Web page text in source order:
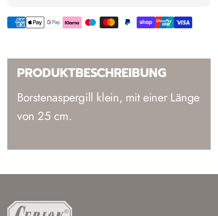
PRODUKTBESCHREIBUNG
Borstenaspergill klein, mit einer Länge
von 25 cm.